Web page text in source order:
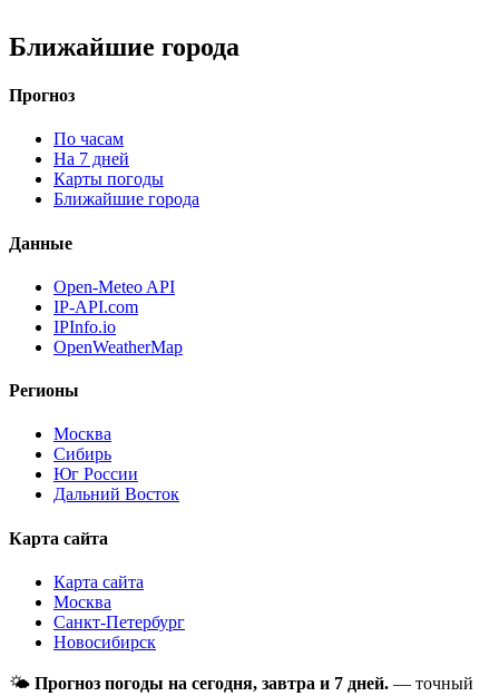
Ближайшие города
Прогноз
По часам
На 7 дней
Карты погоды
Ближайшие города
Данные
Open-Meteo API
IP-API.com
IPInfo.io
OpenWeatherMap
Регионы
Москва
Сибирь
Юг России
Дальний Восток
Карта сайта
Карта сайта
Москва
Санкт-Петербург
Новосибирск
🌤 Прогноз погоды на сегодня, завтра и 7 дней. — точный